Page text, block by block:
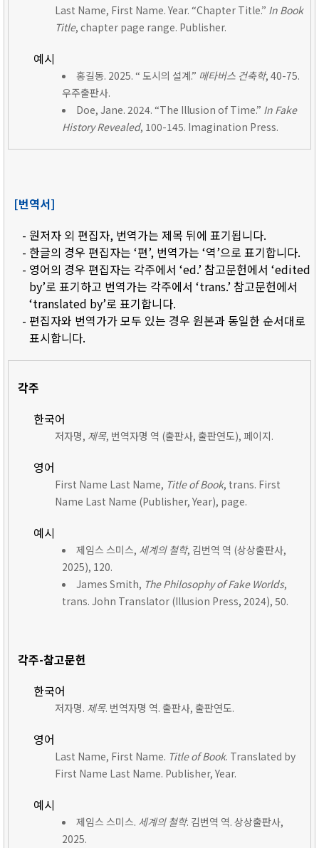
Last Name, First Name. Year. “Chapter Title.” In Book
Title, chapter page range. Publisher.
예시
홍길동. 2025. “ 도시의 설계.” 메타버스 건축학, 40-75.
우주출판사.
Doe, Jane. 2024. “The Illusion of Time.” In Fake
History Revealed, 100-145. Imagination Press.
[번역서]
- 원저자 외 편집자, 번역가는 제목 뒤에 표기됩니다.
- 한글의 경우 편집자는 ‘편’, 번역가는 ‘역’으로 표기합니다.
- 영어의 경우 편집자는 각주에서 ‘ed.’ 참고문헌에서 ‘edited
by’로 표기하고 번역가는 각주에서 ‘trans.’ 참고문헌에서
‘translated by’로 표기합니다.
- 편집자와 번역가가 모두 있는 경우 원본과 동일한 순서대로
표시합니다.
각주
한국어
저자명, 제목, 번역자명 역 (출판사, 출판연도), 페이지.
영어
First Name Last Name, Title of Book, trans. First
Name Last Name (Publisher, Year), page.
예시
제임스 스미스, 세계의 철학, 김번역 역 (상상출판사,
2025), 120.
James Smith, The Philosophy of Fake Worlds,
trans. John Translator (Illusion Press, 2024), 50.
각주-참고문헌
한국어
저자명. 제목. 번역자명 역. 출판사, 출판연도.
영어
Last Name, First Name. Title of Book. Translated by
First Name Last Name. Publisher, Year.
예시
제임스 스미스. 세계의 철학. 김번역 역. 상상출판사,
2025.